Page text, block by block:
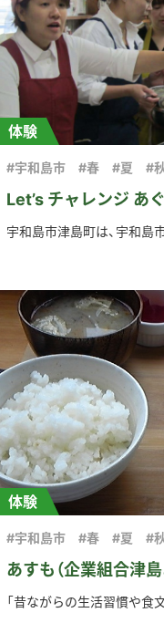
体験
Let’s チャレンジ あ
#宇和島市 #春 #夏 #
宇和島市津島町は、宇和島
体験
あすも（企業組合津
#宇和島市 #春 #夏 #
「昔ながらの生活習慣や食